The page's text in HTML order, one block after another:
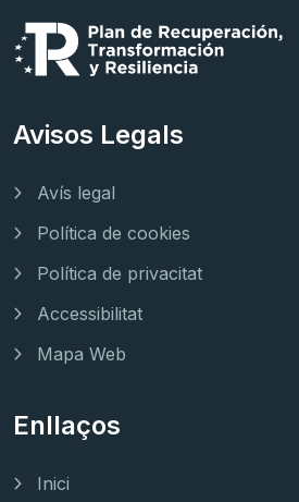
Avisos Legals
Avís legal
Política de cookies
Política de privacitat
Accessibilitat
Mapa Web
Enllaços
Inici